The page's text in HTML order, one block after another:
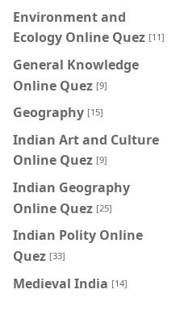
Environment and
Ecology Online Quez [11]
General Knowledge
Online Quez [9]
Geography [15]
Indian Art and Culture
Online Quez [9]
Indian Geography
Online Quez [25]
Indian Polity Online
Quez [33]
Medieval India [14]